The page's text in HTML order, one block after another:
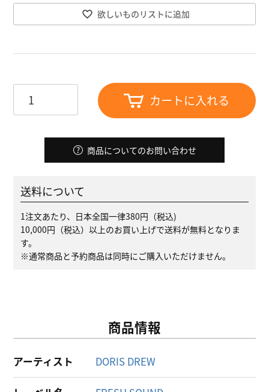
欲しいものリストに追加
カートに入れる
商品についてのお問い合わせ
送料について
1注文あたり、日本全国一律380円（税込)
10,000円（税込）以上のお買い上げで送料が無料となりま
す。
※通常商品と予約商品は同時にご購入いただけません。
商品情報
アーティスト DORIS DREW